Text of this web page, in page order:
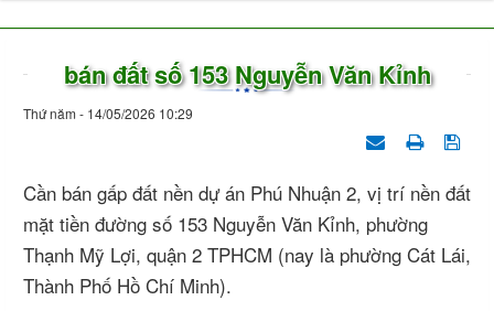
bán đất số 153 Nguyễn Văn Kỉnh
Thứ năm - 14/05/2026 10:29
Cần bán gấp đất nền dự án Phú Nhuận 2, vị trí nền đất
mặt tiền đường số 153 Nguyễn Văn Kỉnh, phường
Thạnh Mỹ Lợi, quận 2 TPHCM (nay là phường Cát Lái,
Thành Phố Hồ Chí Minh).